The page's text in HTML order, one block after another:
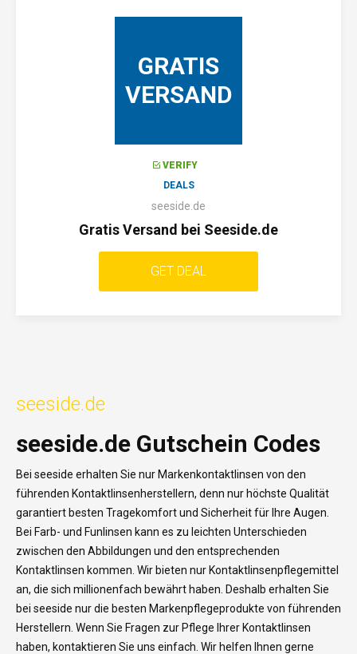
GRATIS
VERSAND
VERIFY
DEALS
seeside.de
Gratis Versand bei Seeside.de
GET DEAL
seeside.de
seeside.de Gutschein Codes
Bei seeside erhalten Sie nur Markenkontaktlinsen von den
führenden Kontaktlinsenherstellern, denn nur höchste Qualität
garantiert besten Tragekomfort und Sicherheit für Ihre Augen.
Bei Farb- und Funlinsen kann es zu leichten Unterschieden
zwischen den Abbildungen und den entsprechenden
Kontaktlinsen kommen. Wir bieten nur Kontaktlinsenpflegemittel
an, die sich millionenfach bewährt haben. Deshalb erhalten Sie
bei seeside nur die besten Markenpflegeprodukte von führenden
Herstellern. Wenn Sie Fragen zur Pflege Ihrer Kontaktlinsen
haben, kontaktieren Sie uns einfach. Wir helfen Ihnen gerne